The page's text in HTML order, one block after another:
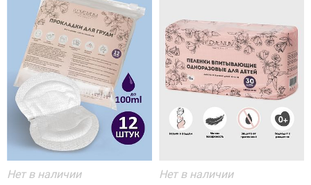
Нет в наличии Нет в наличии